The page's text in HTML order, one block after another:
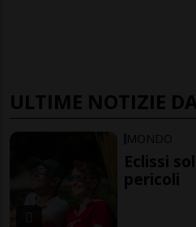
ULTIME NOTIZIE
MONDO
Eclissi
pericoli